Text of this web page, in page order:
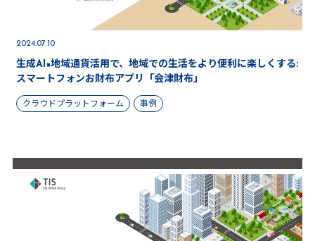
2024.07.10
生成AI×地域通貨活用で、地域での生活をより便利に楽しくする:
スマートフォンお財布アプリ「会津財布」
クラウドプラットフォーム 事例